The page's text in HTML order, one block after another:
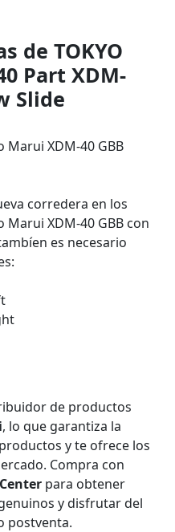
de TOKYO
Part XDM-
Slide
Marui XDM-40 GBB
corredera en los
XDM-40 GBB con
es necesario
de productos
, lo que garantiza la
y te ofrece los
Compra con
para obtener
y disfrutar del
postventa.